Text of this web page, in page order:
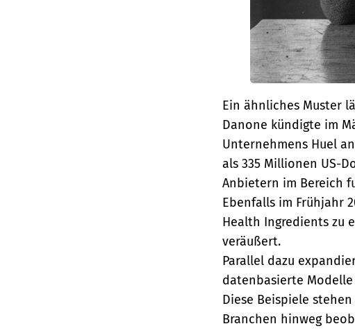
Ein ähnliches Muster
Danone kündigte im
Unternehmens Huel
als 335 Millionen US-
Anbietern im Bereich
Ebenfalls im Frühjahr
Health Ingredients zu
veräußert.
Parallel dazu
datenbasierte
Diese Beispiele
Branchen hinweg